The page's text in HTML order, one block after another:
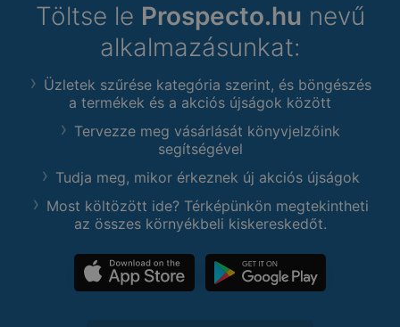
Töltse le Prospecto.hu nevű
alkalmazásunkat:
Üzletek szűrése kategória szerint, és böngészés
a termékek és a akciós újságok között
Tervezze meg vásárlását könyvjelzőink
segítségével
Tudja meg, mikor érkeznek új akciós újságok
Most költözött ide? Térképünkön megtekintheti
az összes környékbeli kiskereskedőt.